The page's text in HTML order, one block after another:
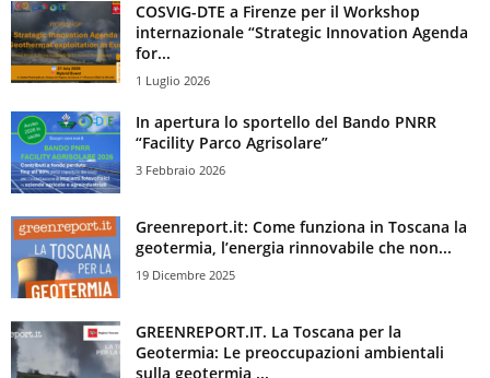
COSVIG-DTE a Firenze per il Workshop
internazionale “Strategic Innovation Agenda
for...
1 Luglio 2026
In apertura lo sportello del Bando PNRR
“Facility Parco Agrisolare”
3 Febbraio 2026
Greenreport.it: Come funziona in Toscana la
geotermia, l’energia rinnovabile che non...
19 Dicembre 2025
GREENREPORT.IT. La Toscana per la
Geotermia: Le preoccupazioni ambientali
sulla geotermia,...